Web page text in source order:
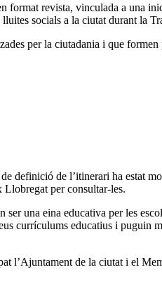
revista, vinculada a una
socials a la ciutat durant la
per la ciutadania i que
definició de l’itinerari ha estat
per consultar-les.
una eina educativa per les
currículums educatius i
l’Ajuntament de la ciutat i el